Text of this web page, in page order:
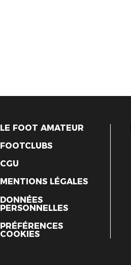
LE FOOT AMATEUR
FOOTCLUBS
CGU
MENTIONS LÉGALES
DONNÉES
PERSONNELLES
PRÉFÉRENCES
COOKIES